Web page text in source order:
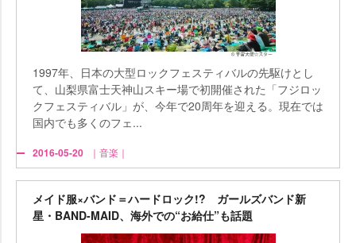
1997年、日本の大型ロックフェスティバルの先駆けとし
て、山梨県富士天神山スキー場で初開催された「フジロッ
クフェスティバル」が、今年で20周年を迎える。現在では
国内でも多くのフェ...
2016-05-20 ｜音楽｜
メイド服×バンド＝ハードロック!? ガールズバンド新
星・BAND-MAID、海外での“お給仕”も話題